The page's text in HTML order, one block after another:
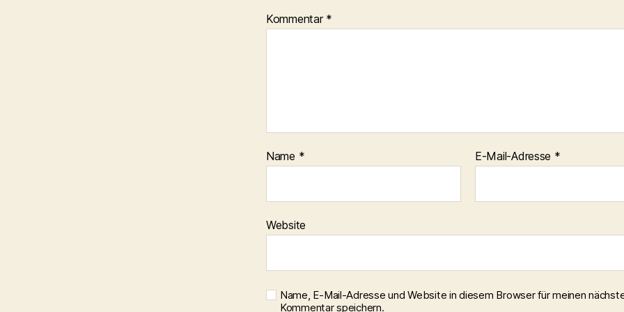
Kommentar *
Name * E-Mail-Adresse *
Website
Name, E-Mail-Adresse und Website in diesem Browser für meinen
Kommentar speichern.